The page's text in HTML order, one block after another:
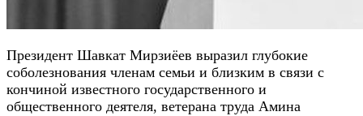
Президент Шавкат Мирзиёев выразил глубокие
соболезнования членам семьи и близким в связи с
кончиной известного государственного и
общественного деятеля, ветерана труда Амина